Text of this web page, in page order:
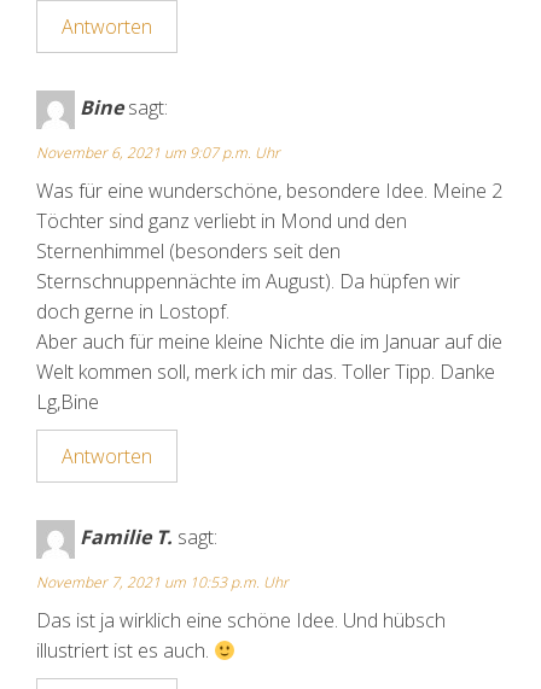
Antworten
Bine sagt:
November 6, 2021 um 9:07 p.m. Uhr
Was für eine wunderschöne, besondere Idee. Meine 2
Töchter sind ganz verliebt in Mond und den
Sternenhimmel (besonders seit den
Sternschnuppennächte im August). Da hüpfen wir
doch gerne in Lostopf.
Aber auch für meine kleine Nichte die im Januar auf die
Welt kommen soll, merk ich mir das. Toller Tipp. Danke
Lg,Bine
Antworten
Familie T. sagt:
November 7, 2021 um 10:53 p.m. Uhr
Das ist ja wirklich eine schöne Idee. Und hübsch
illustriert ist es auch.